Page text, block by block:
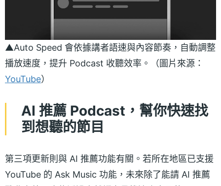
▲Auto Speed 會依據講者語速與內容節奏，自動調整
播放速度，提升 Podcast 收聽效率。（圖片來源：
YouTube）
AI 推薦 Podcast，幫你快速找
到想聽的節目
第三項更新則與 AI 推薦功能有關。若所在地區已支援
YouTube 的 Ask Music 功能，未來除了能請 AI 推薦